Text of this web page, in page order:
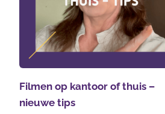
Filmen op kantoor of thuis –
nieuwe tips